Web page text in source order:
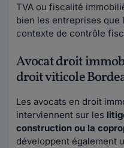
TVA ou fiscalité
bien les entreprises que
contexte de contrôle
Avocat droit
droit viticole
Les avocats en droit
interviennent sur les
construction ou la
développent également